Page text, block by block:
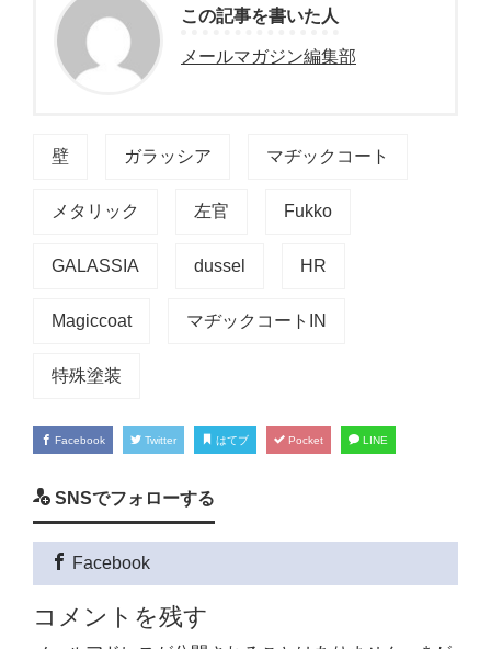
この記事を書いた人
メールマガジン編集部
壁 ガラッシア マヂックコート
メタリック 左官 Fukko
GALASSIA dussel HR
Magiccoat マヂックコートIN
特殊塗装
Facebook Twitter はてブ Pocket LINE
SNSでフォローする
Facebook
コメントを残す